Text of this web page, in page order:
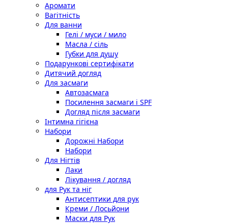
Аромати
Вагітність
Для ванни
Гелі / муси / мило
Масла / сіль
Губки для душу
Подарункові сертифікати
Дитячий догляд
Для засмаги
Автозасмага
Посилення засмаги і SPF
Догляд після засмаги
Інтимна гігієна
Набори
Дорожні Набори
Набори
Для Нігтів
Лаки
Лікування / догляд
для Рук та ніг
Антисептики для рук
Креми / Лосьйони
Маски для Рук